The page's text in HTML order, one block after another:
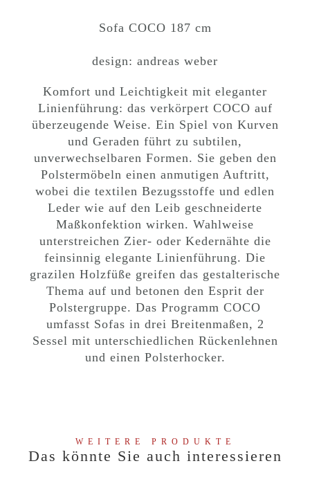
Sofa COCO 187 cm
design: andreas weber
Komfort und Leichtigkeit mit eleganter
Linienführung: das verkörpert COCO auf
überzeugende Weise. Ein Spiel von Kurven
und Geraden führt zu subtilen,
unverwechselbaren Formen. Sie geben den
Polstermöbeln einen anmutigen Auftritt,
wobei die textilen Bezugsstoffe und edlen
Leder wie auf den Leib geschneiderte
Maßkonfektion wirken. Wahlweise
unterstreichen Zier- oder Kedernähte die
feinsinnig elegante Linienführung. Die
grazilen Holzfüße greifen das gestalterische
Thema auf und betonen den Esprit der
Polstergruppe. Das Programm COCO
umfasst Sofas in drei Breitenmaßen, 2
Sessel mit unterschiedlichen Rückenlehnen
und einen Polsterhocker.
WEITERE PRODUKTE
Das könnte Sie auch interessieren